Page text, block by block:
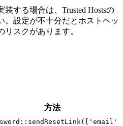
する場合は、Trusted Hostsの
。設定が不十分だとホストヘッ
スクがあります。
方法